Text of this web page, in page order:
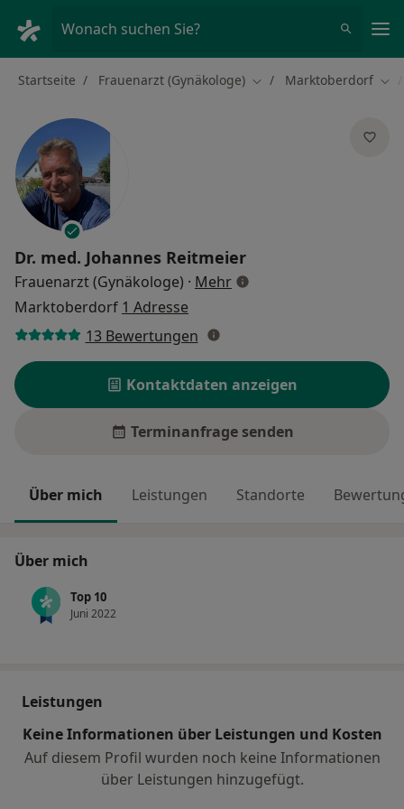
Wonach suchen Sie?
Startseite Frauenarzt (Gynäkologe) Stadt ändern
Marktoberdorf
Dr. med. Johannes Reitmeier
Frauenarzt (Gynäkologe) · Mehrüber Spezialisierungen
Marktoberdorf 1 Adresse
13 Bewertungen
Kontaktdaten anzeigen
Terminanfrage senden
Über mich Leistungen Standorte
Über mich
Top 10
Juni 2022
Leistungen
Keine Informationen über Leistungen und Kosten
Auf diesem Profil wurden noch keine Informationen
über Leistungen hinzugefügt.